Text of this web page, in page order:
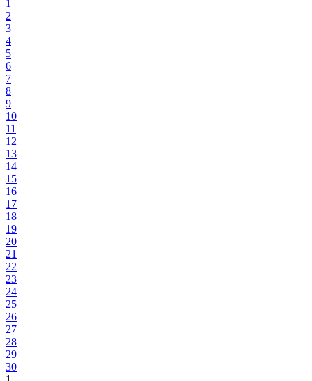
1
2
3
4
5
6
7
8
9
10
11
12
13
14
15
16
17
18
19
20
21
22
23
24
25
26
27
28
29
30